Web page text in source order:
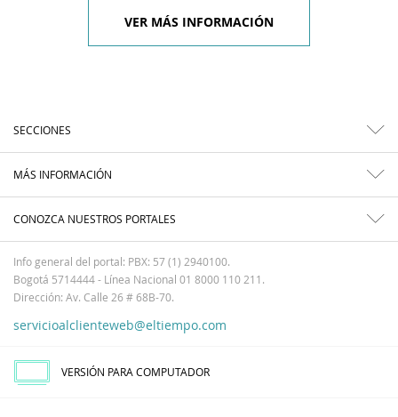
VER MÁS INFORMACIÓN
SECCIONES
MÁS INFORMACIÓN
CONOZCA NUESTROS PORTALES
Info general del portal: PBX: 57 (1) 2940100.
Bogotá 5714444 - Línea Nacional 01 8000 110 211.
Dirección: Av. Calle 26 # 68B-70.
servicioalclienteweb@eltiempo.com
VERSIÓN PARA COMPUTADOR